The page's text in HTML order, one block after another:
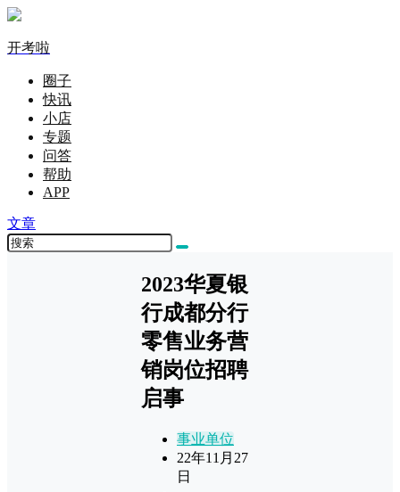
开考啦
圈子
快讯
小店
专题
问答
帮助
APP
文章
2023华夏银
行成都分行
零售业务营
销岗位招聘
启事
事业单位
22年11月27
日